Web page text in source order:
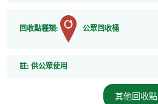
回收點種類: 公眾回收桶
註: 註
供公眾使用
其他回收點